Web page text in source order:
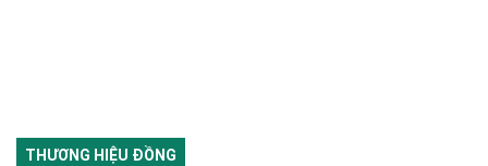
THƯƠNG HIỆU ĐỒNG